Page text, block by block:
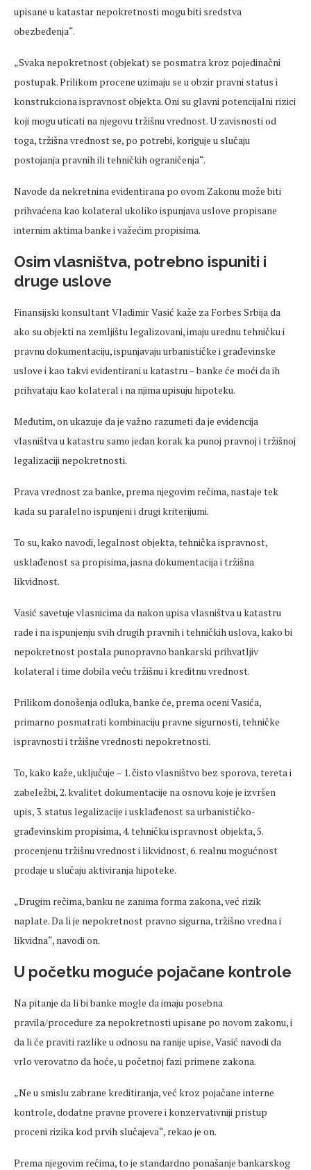
upisane u katastar nepokretnosti mogu biti sredstva
obezbeđenja“.
„Svaka nepokretnost (objekat) se posmatra kroz pojedinačni
postupak. Prilikom procene uzimaju se u obzir pravni status i
konstrukciona ispravnost objekta. Oni su glavni potencijalni rizici
koji mogu uticati na njegovu tržišnu vrednost. U zavisnosti od
toga, tržišna vrednost se, po potrebi, koriguje u slučaju
postojanja pravnih ili tehničkih ograničenja“.
Navode da nekretnina evidentirana po ovom Zakonu može biti
prihvaćena kao kolateral ukoliko ispunjava uslove propisane
internim aktima banke i važećim propisima.
Osim vlasništva, potrebno ispuniti i
druge uslove
Finansijski konsultant Vladimir Vasić kaže za Forbes Srbija da
ako su objekti na zemljištu legalizovani, imaju urednu tehničku i
pravnu dokumentaciju, ispunjavaju urbanističke i građevinske
uslove i kao takvi evidentirani u katastru – banke će moći da ih
prihvataju kao kolateral i na njima upisuju hipoteku.
Međutim, on ukazuje da je važno razumeti da je evidencija
vlasništva u katastru samo jedan korak ka punoj pravnoj i tržišnoj
legalizaciji nepokretnosti.
Prava vrednost za banke, prema njegovim rečima, nastaje tek
kada su paralelno ispunjeni i drugi kriterijumi.
To su, kako navodi, legalnost objekta, tehnička ispravnost,
usklađenost sa propisima, jasna dokumentacija i tržišna
likvidnost.
Vasić savetuje vlasnicima da nakon upisa vlasništva u katastru
rade i na ispunjenju svih drugih pravnih i tehničkih uslova, kako bi
nepokretnost postala punopravno bankarski prihvatljiv
kolateral i time dobila veću tržišnu i kreditnu vrednost.
Prilikom donošenja odluka, banke će, prema oceni Vasića,
primarno posmatrati kombinaciju pravne sigurnosti, tehničke
ispravnosti i tržišne vrednosti nepokretnosti.
To, kako kaže, uključuje – 1. čisto vlasništvo bez sporova, tereta i
zabeležbi, 2. kvalitet dokumentacije na osnovu koje je izvršen
upis, 3. status legalizacije i usklađenost sa urbanističko-
građevinskim propisima, 4. tehničku ispravnost objekta, 5.
procenjenu tržišnu vrednost i likvidnost, 6. realnu mogućnost
prodaje u slučaju aktiviranja hipoteke.
„Drugim rečima, banku ne zanima forma zakona, već rizik
naplate. Da li je nepokretnost pravno sigurna, tržišno vredna i
likvidna“, navodi on.
U početku moguće pojačane kontrole
Na pitanje da li bi banke mogle da imaju posebna
pravila/procedure za nepokretnosti upisane po novom zakonu, i
da li će praviti razlike u odnosu na ranije upise, Vasić navodi da
vrlo verovatno da hoće, u početnoj fazi primene zakona.
„Ne u smislu zabrane kreditiranja, već kroz pojačane interne
kontrole, dodatne pravne provere i konzervativniji pristup
proceni rizika kod prvih slučajeva“, rekao je on.
Prema njegovim rečima, to je standardno ponašanje bankarskog